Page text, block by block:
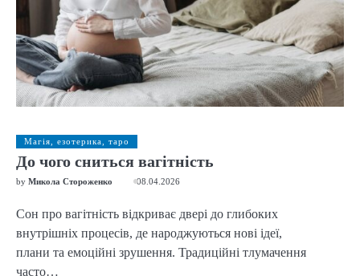
Магія, езотерика, таро
До чого сниться вагітність
by Микола Стороженко 08.04.2026
Сон про вагітність відкриває двері до глибоких
внутрішніх процесів, де народжуються нові ідеї,
плани та емоційні зрушення. Традиційні тлумачення
часто…